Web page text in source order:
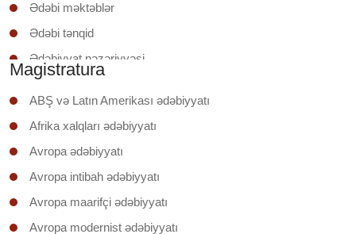
Ədəbi məktəblər
Ədəbi tənqid
Ədəbiyyat nəzəriyyəsi
Ədəbiyyatşünaslığa giriş
Əruzun nəzəri əsasları
İxtisas (regionunun) ölkəsinin ədəbiyyatı
Klassik şerin poetikası
Mətnin təhlili
Mətnlər üzrə iş
Magistratura
ABŞ və Latın Amerikası ədəbiyyatı
Afrika xalqları ədəbiyyatı
Avropa ədəbiyyatı
Avropa intibah ədəbiyyatı
Avropa maarifçi ədəbiyyatı
Avropa modernist ədəbiyyatı